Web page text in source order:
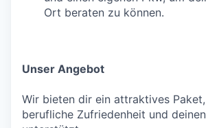
Ort beraten zu können.
Unser Angebot
Wir bieten dir ein attraktives Paket,
berufliche Zufriedenheit und